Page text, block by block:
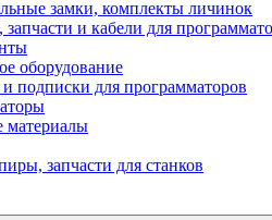
замки, комплекты личинок
и кабели для
оборудование
подписки для программаторов
материалы
запчасти для станков